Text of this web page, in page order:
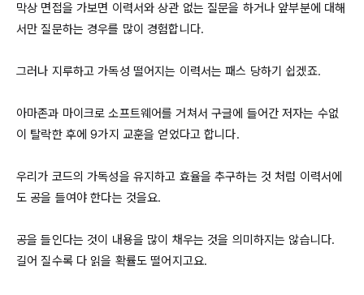
막상 면접을 가보면 이력서와 상관 없는 질문을 하거나 앞부분에 대해
서만 질문하는 경우를 많이 경험합니다.
그러나 지루하고 가독성 떨어지는 이력서는 패스 당하기 쉽겠죠.
아마존과 마이크로 소프트웨어를 거쳐서 구글에 들어간 저자는 수없
이 탈락한 후에 9가지 교훈을 얻었다고 합니다.
우리가 코드의 가독성을 유지하고 효율을 추구하는 것 처럼 이력서에
도 공을 들여야 한다는 것을요.
공을 들인다는 것이 내용을 많이 채우는 것을 의미하지는 않습니다.
길어 질수록 다 읽을 확률도 떨어지고요.